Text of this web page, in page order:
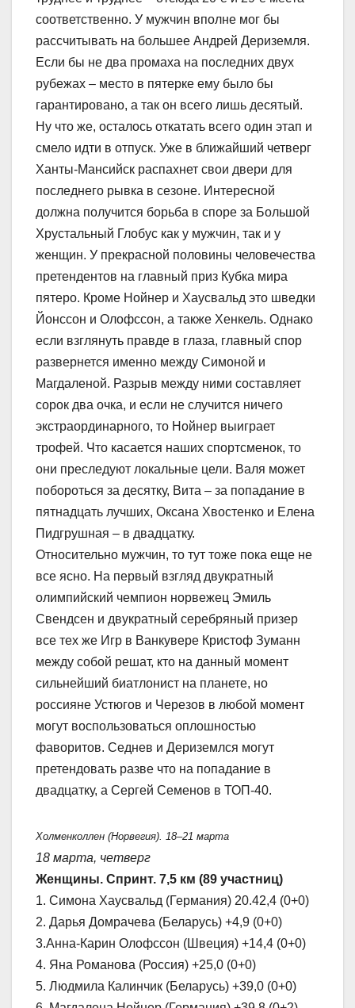
соответственно. У мужчин вполне мог бы
рассчитывать на большее Андрей Дериземля.
Если бы не два промаха на последних двух
рубежах – место в пятерке ему было бы
гарантировано, а так он всего лишь десятый.
Ну что же, осталось откатать всего один этап и
смело идти в отпуск. Уже в ближайший четверг
Ханты-Мансийск распахнет свои двери для
последнего рывка в сезоне. Интересной
должна получится борьба в споре за Большой
Хрустальный Глобус как у мужчин, так и у
женщин. У прекрасной половины человечества
претендентов на главный приз Кубка мира
пятеро. Кроме Нойнер и Хаусвальд это шведки
Йонссон и Олофссон, а также Хенкель. Однако
если взглянуть правде в глаза, главный спор
развернется именно между Симоной и
Магдаленой. Разрыв между ними составляет
сорок два очка, и если не случится ничего
экстраординарного, то Нойнер выиграет
трофей. Что касается наших спортсменок, то
они преследуют локальные цели. Валя может
побороться за десятку, Вита – за попадание в
пятнадцать лучших, Оксана Хвостенко и Елена
Пидгрушная – в двадцатку.
Относительно мужчин, то тут тоже пока еще не
все ясно. На первый взгляд двукратный
олимпийский чемпион норвежец Эмиль
Свендсен и двукратный серебряный призер
все тех же Игр в Ванкувере Кристоф Зуманн
между собой решат, кто на данный момент
сильнейший биатлонист на планете, но
россияне Устюгов и Черезов в любой момент
могут воспользоваться оплошностью
фаворитов. Седнев и Дериземлся могут
претендовать разве что на попадание в
двадцатку, а Сергей Семенов в ТОП-40.
Холменколлен (Норвегия). 18–21 марта
18 марта, четверг
Женщины. Спринт. 7,5 км (89 участниц)
1. Симона Хаусвальд (Германия) 20.42,4 (0+0)
2. Дарья Домрачева (Беларусь) +4,9 (0+0)
3.Анна-Карин Олофссон (Швеция) +14,4 (0+0)
4. Яна Романова (Россия) +25,0 (0+0)
5. Людмила Калинчик (Беларусь) +39,0 (0+0)